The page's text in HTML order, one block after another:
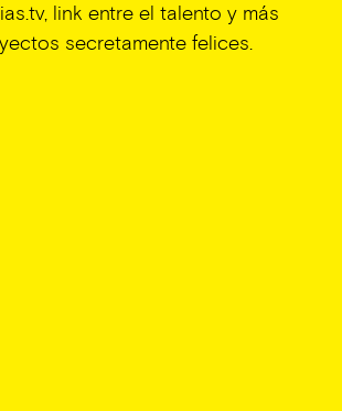
link entre el talento y más
secretamente felices.